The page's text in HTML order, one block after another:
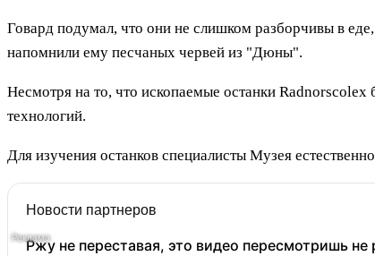
Говард подумал, что они не слишком разборчивы в
напомнили ему песчаных червей из "Дюны".
Несмотря на то, что ископаемые останки Radnorscolex
технологий.
Для изучения останков специалисты Музея
Новости партнеров
Ржу не переставая, это видео пересмотришь не